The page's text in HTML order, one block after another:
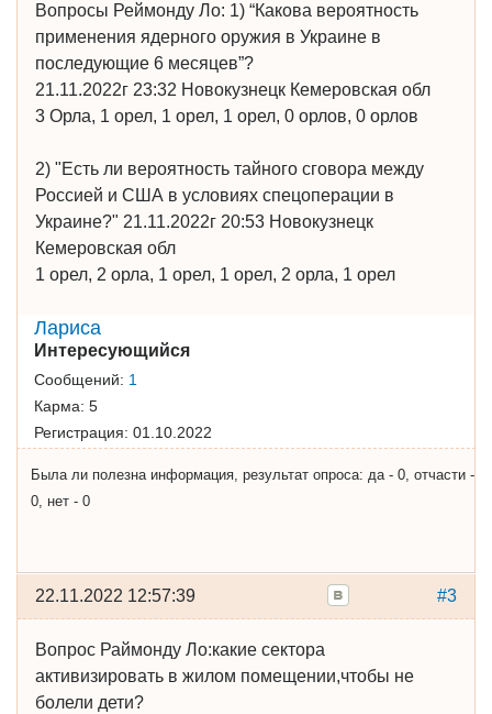
Вопросы Реймонду Ло: 1) “Какова вероятность
применения ядерного оружия в Украине в
последующие 6 месяцев”?
21.11.2022г 23:32 Новокузнецк Кемеровская обл
3 Орла, 1 орел, 1 орел, 1 орел, 0 орлов, 0 орлов
2) "Есть ли вероятность тайного сговора между
Россией и США в условиях спецоперации в
Украине?" 21.11.2022г 20:53 Новокузнецк
Кемеровская обл
1 орел, 2 орла, 1 орел, 1 орел, 2 орла, 1 орел
Лариса
Интересующийся
Сообщений: 1
Карма: 5
Регистрация: 01.10.2022
Была ли полезна информация, результат опроса: да - 0, отчасти -
0, нет - 0
#3
22.11.2022 12:57:39
Вопрос Раймонду Ло:какие сектора
активизировать в жилом помещении,чтобы не
болели дети?